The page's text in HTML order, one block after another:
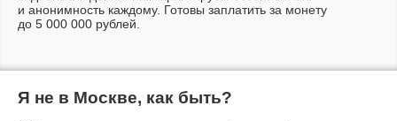
и анонимность каждому. Готовы заплатить за монету
до 5 000 000 рублей.
Я не в Москве, как быть?